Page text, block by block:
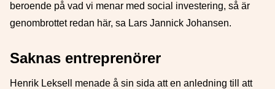
beroende på vad vi menar med social investering, så är
genombrottet redan här, sa Lars Jannick Johansen.
Saknas entreprenörer
Henrik Leksell menade å sin sida att en anledning till att